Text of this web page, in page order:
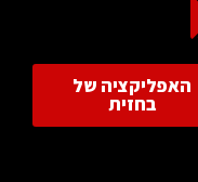
האפליקציה של
בחזית